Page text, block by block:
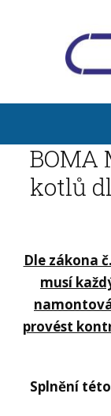
BOMA
kotlů
Dle zákona
musí
provést
Splnění